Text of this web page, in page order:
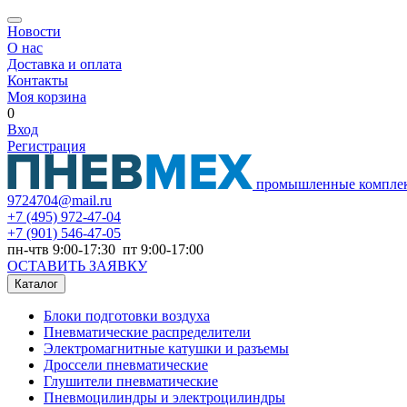
Новости
О нас
Доставка и оплата
Контакты
Моя корзина
0
Вход
Регистрация
промышленные
9724704@mail.ru
+7 (495) 972-47-04
+7 (901) 546-47-05
пн-чтв 9:00-17:30 пт 9:00-17:00
ОСТАВИТЬ ЗАЯВКУ
Каталог
Блоки подготовки воздуха
Пневматические распределители
Электромагнитные катушки и разъемы
Дроссели пневматические
Глушители пневматические
Пневмоцилиндры и электроцилиндры